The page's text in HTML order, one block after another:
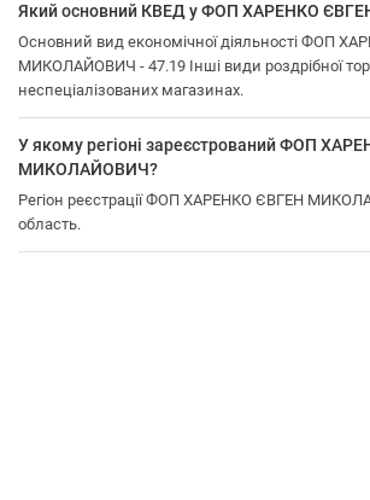
Який основний КВЕД у ФОП ХАРЕНКО
Основний вид економічної діяльності ФОП
МИКОЛАЙОВИЧ - 47.19 Інші види роздрібної
неспеціалізованих магазинах.
У якому регіоні зареєстрований ФОП
МИКОЛАЙОВИЧ?
Регіон реєстрації ФОП ХАРЕНКО ЄВГЕН
область.